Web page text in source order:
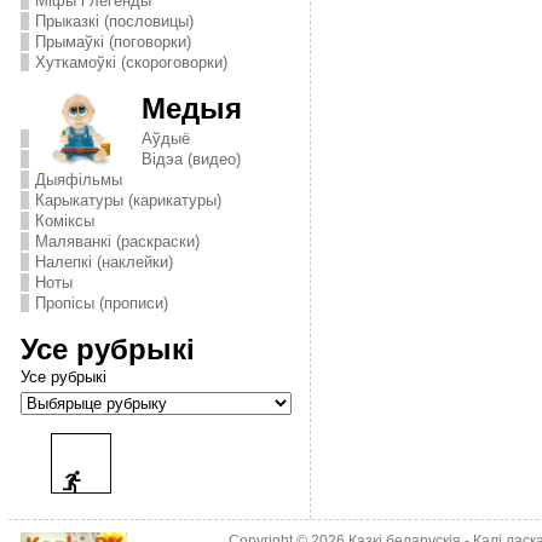
Прыказкі (пословицы)
Прымаўкі (поговорки)
Хуткамоўкі (скороговорки)
Медыя
Аўдыё
Відэа (видео)
Дыяфільмы
Карыкатуры (карикатуры)
Комiксы
Маляванкі (раскраски)
Налепкі (наклейки)
Ноты
Пропісы (прописи)
Усе рубрыкі
Усе рубрыкі